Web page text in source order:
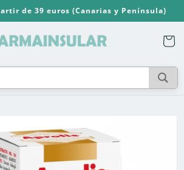
de 39 euros (Canarias y Península)
Carrito